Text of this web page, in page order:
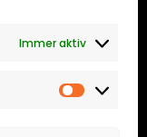
Immer aktiv